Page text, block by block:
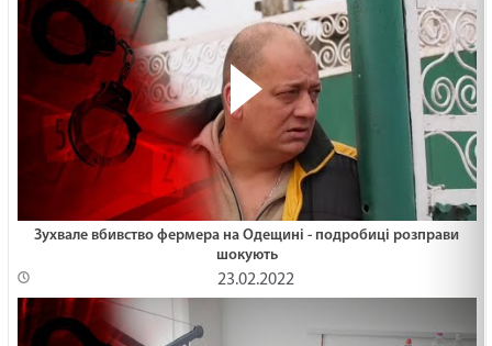
Зухвале вбивство фермера на Одещині - подробиці розправи
шокують
23.02.2022